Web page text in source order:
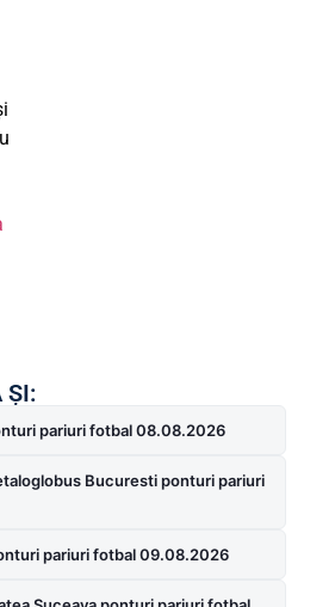
ȘI:
pariuri fotbal 08.08.2026
Bucuresti ponturi pariuri
pariuri fotbal 09.08.2026